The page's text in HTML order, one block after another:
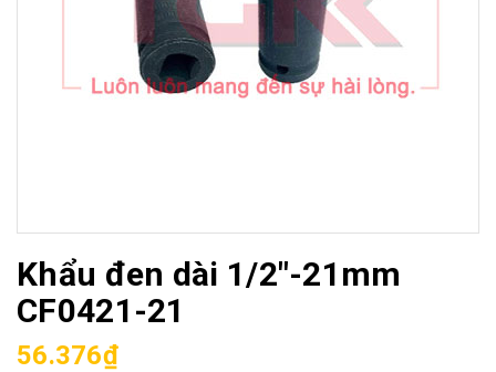
Khẩu đen dài 1/2"-21mm
CF0421-21
56.376₫